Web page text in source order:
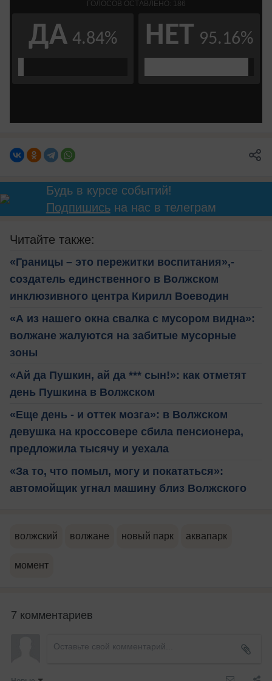
Будь в курсе событий!
Подпишисьна нас в телеграм
Читайте также:
«Границы – это пережитки воспитания»,-
создатель единственного в Волжском
инклюзивного центра Кирилл Воеводин
«А из нашего окна свалка с мусором видна»:
волжане жалуются на забитые мусорные
зоны
«Ай да Пушкин, ай да *** сын!»: как отметят
день Пушкина в Волжском
«Еще день - и оттек мозга»: в Волжском
девушка на кроссовере сбила пенсионера,
предложила тысячу и уехала
«За то, что помыл, могу и покататься»:
автомойщик угнал машину близ Волжского
волжский волжане новый парк аквапарк
момент
7 комментариев